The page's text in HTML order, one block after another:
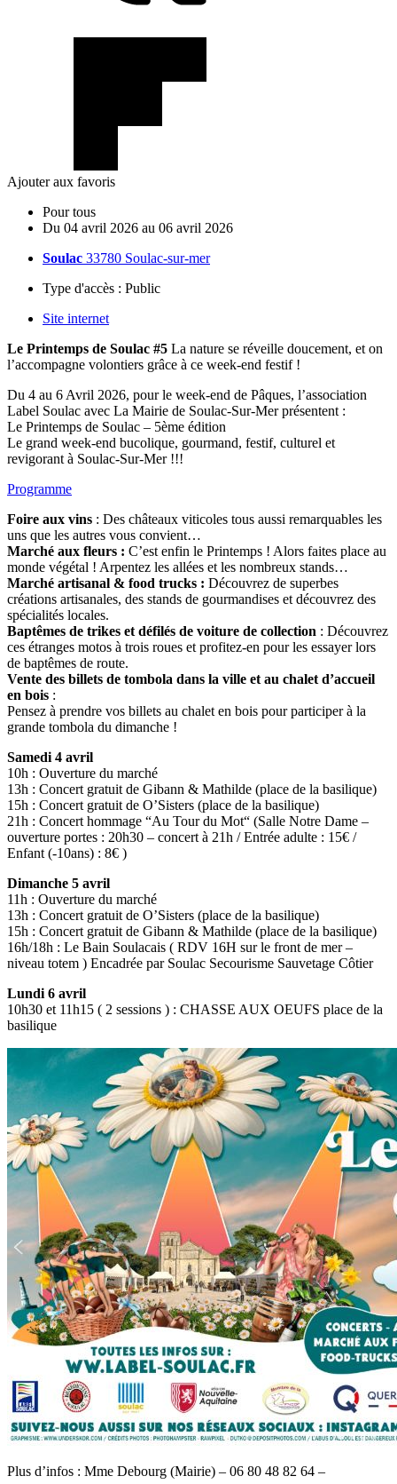
Ajouter aux favoris
Pour tous
Du 04 avril 2026 au 06 avril 2026
Soulac 33780 Soulac-sur-mer
Type d'accès : Public
Site internet
Le Printemps de Soulac #5 La nature se réveille doucement, et on
l’accompagne volontiers grâce à ce week-end festif !
Du 4 au 6 Avril 2026, pour le week-end de Pâques, l’association
Label Soulac avec La Mairie de Soulac-Sur-Mer présentent :
Le Printemps de Soulac – 5ème édition
Le grand week-end bucolique, gourmand, festif, culturel et
revigorant à Soulac-Sur-Mer !!!
Programme
Foire aux vins : Des châteaux viticoles tous aussi remarquables les
uns que les autres vous convient…
Marché aux fleurs : C’est enfin le Printemps ! Alors faites place au
monde végétal ! Arpentez les allées et les nombreux stands…
Marché artisanal & food trucks : Découvrez de superbes
créations artisanales, des stands de gourmandises et découvrez des
spécialités locales.
Baptêmes de trikes et défilés de voiture de collection : Découvrez
ces étranges motos à trois roues et profitez-en pour les essayer lors
de baptêmes de route.
Vente des billets de tombola dans la ville et au chalet d’accueil
en bois :
Pensez à prendre vos billets au chalet en bois pour participer à la
grande tombola du dimanche !
Samedi 4 avril
10h : Ouverture du marché
13h : Concert gratuit de Gibann & Mathilde (place de la basilique)
15h : Concert gratuit de O’Sisters (place de la basilique)
21h : Concert hommage “Au Tour du Mot“ (Salle Notre Dame –
ouverture portes : 20h30 – concert à 21h / Entrée adulte : 15€ /
Enfant (-10ans) : 8€ )
Dimanche 5 avril
11h : Ouverture du marché
13h : Concert gratuit de O’Sisters (place de la basilique)
15h : Concert gratuit de Gibann & Mathilde (place de la basilique)
16h/18h : Le Bain Soulacais ( RDV 16H sur le front de mer –
niveau totem ) Encadrée par Soulac Secourisme Sauvetage Côtier
Lundi 6 avril
10h30 et 11h15 ( 2 sessions ) : CHASSE AUX OEUFS place de la
basilique
Plus d’infos : Mme Debourg (Mairie) – 06 80 48 82 64 –